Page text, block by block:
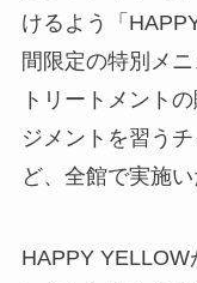
けるよう「
間限定の特別メ
トリートメント
ジメントを習う
ど、全館で実施い
HAPPY YELLOW